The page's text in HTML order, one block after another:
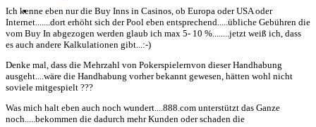
Ich kenne eben nur die Buy Inns in Casinos, ob Europa oder USA oder
Internet.......dort erhöht sich der Pool eben entsprechend.....übliche Gebühren die
vom Buy In abgezogen werden glaub ich max 5- 10 %........jetzt weiß ich, dass
es auch andere Kalkulationen gibt...:-)
Denke mal, dass die Mehrzahl von Pokerspielernvon dieser Handhabung
ausgeht....wäre die Handhabung vorher bekannt gewesen, hätten wohl nicht
soviele mitgespielt ???
Was mich halt eben auch noch wundert....888.com unterstützt das Ganze
noch.....bekommen die dadurch mehr Kunden oder schaden die